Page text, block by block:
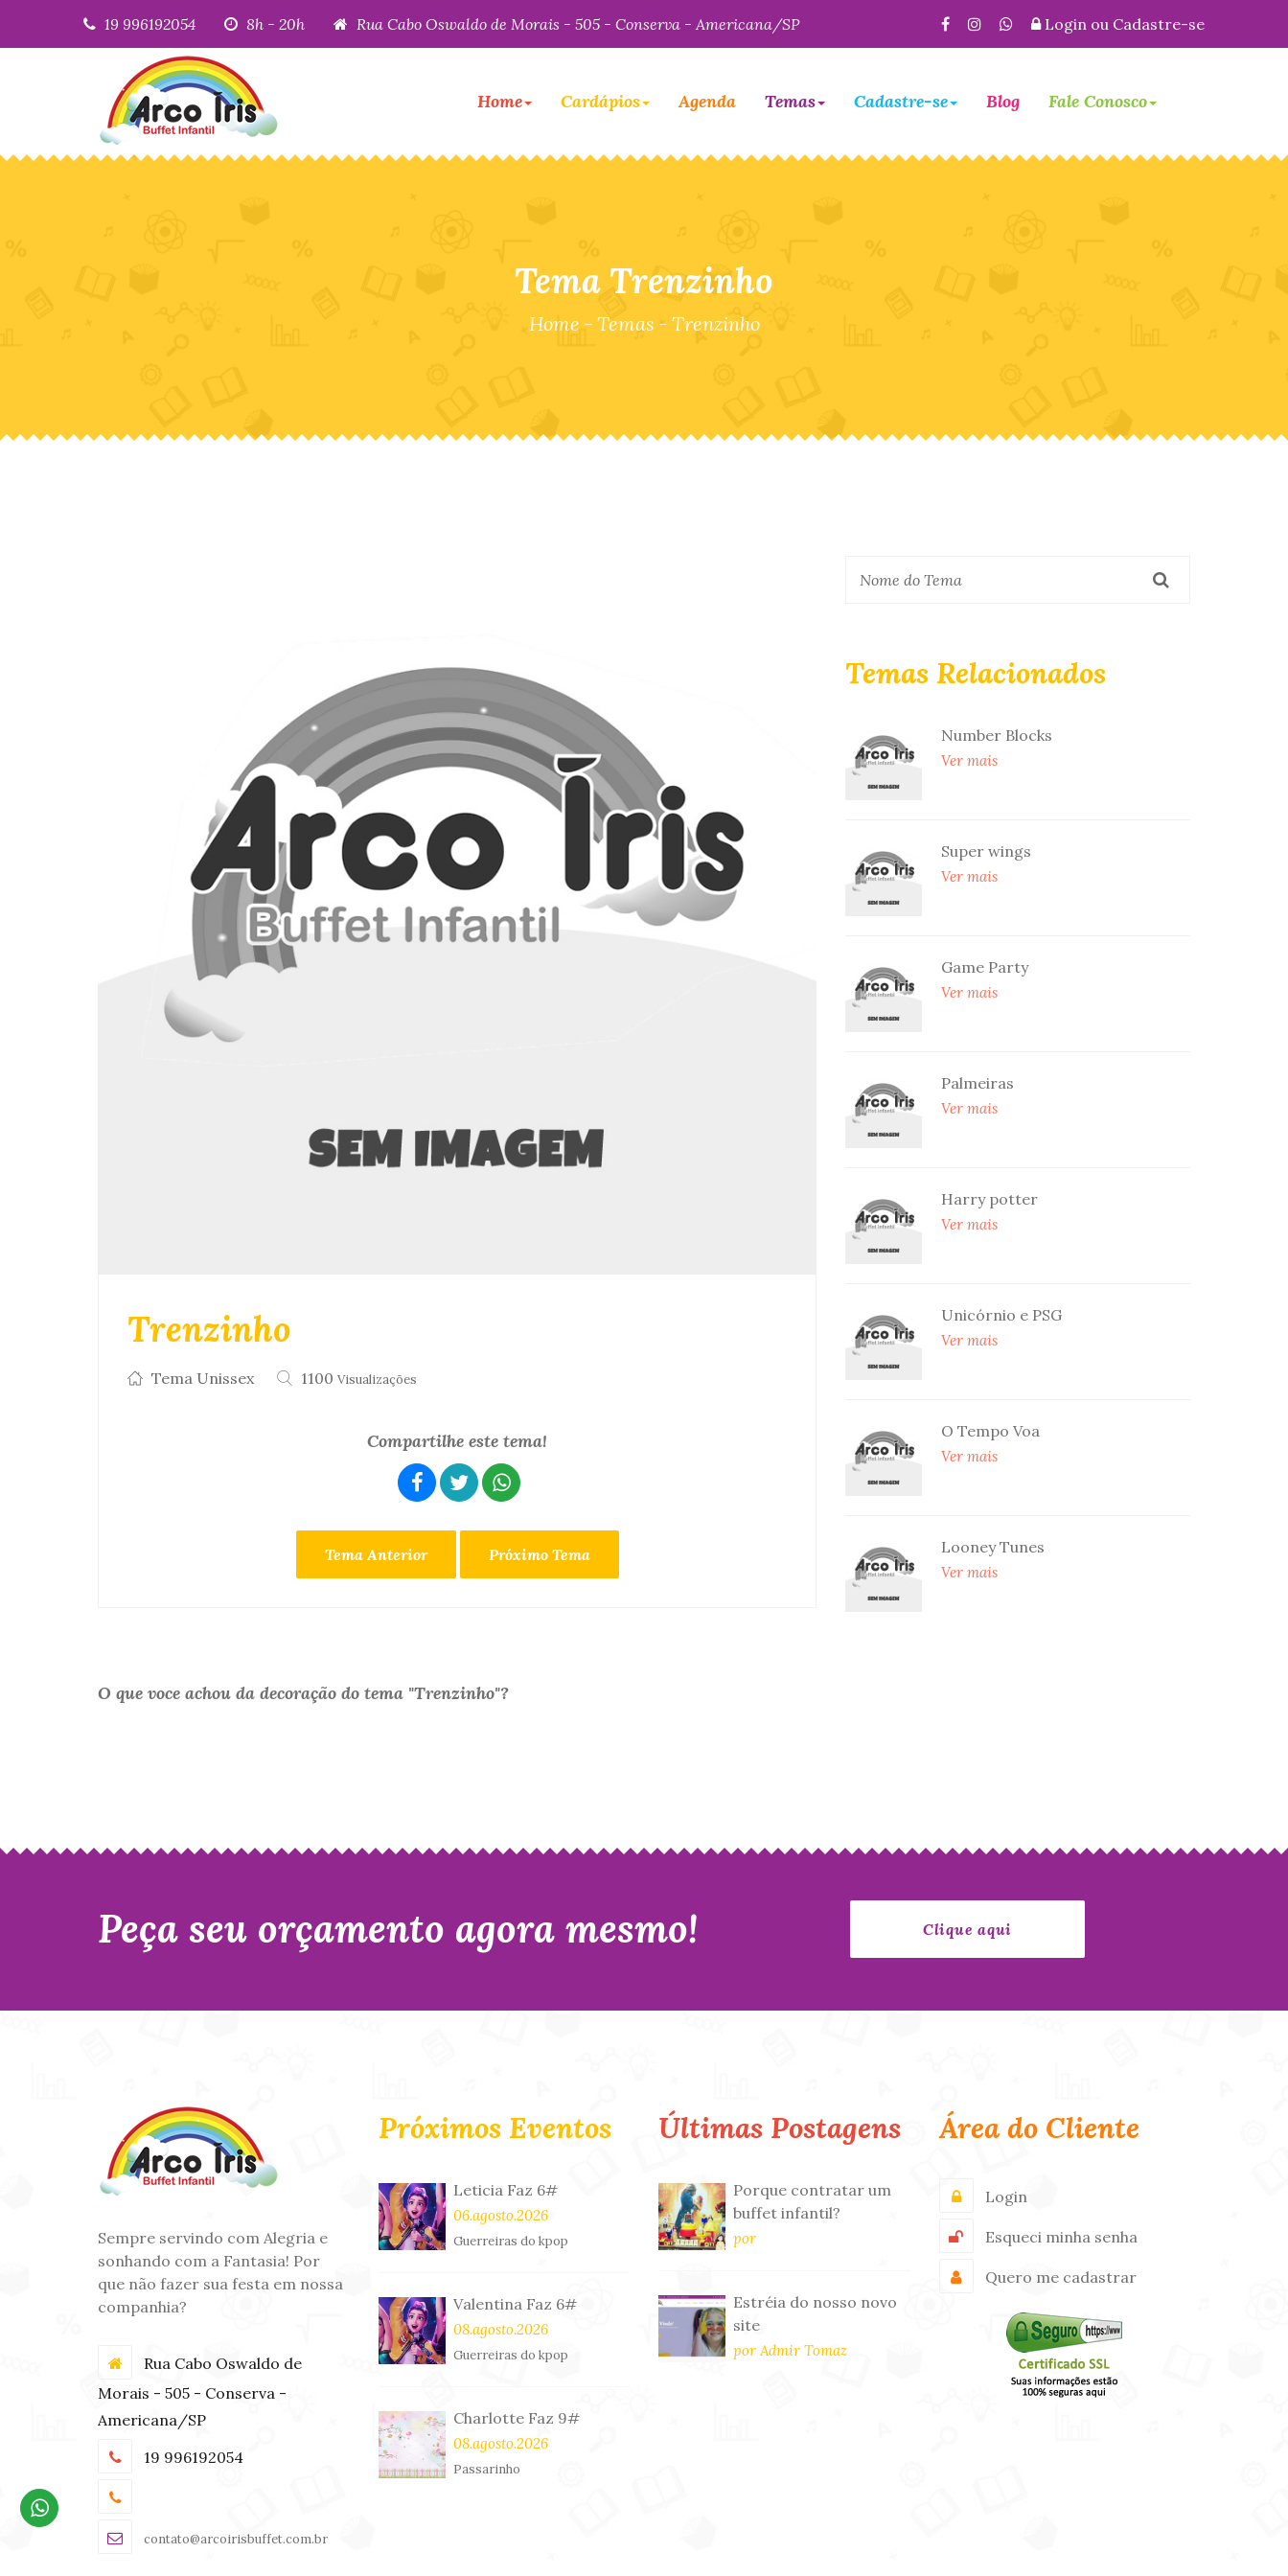
19 996192054 8h - 20h Rua Cabo Oswaldo de Morais - 505 - Conserva - Americana/SP Login ou Cadastre-se
Home Cardápios Agenda Temas Cadastre-se Blog Fale Conosco
Tema Trenzinho
Home - Temas - Trenzinho
Trenzinho
Tema Unissex 1100 Visualizações
Compartilhe este tema!
Tema Anterior Próximo Tema
O que voce achou da decoração do tema "Trenzinho"?
Temas Relacionados
Number Blocks
Ver mais
Super wings
Ver mais
Game Party
Ver mais
Palmeiras
Ver mais
Harry potter
Ver mais
Unicórnio e PSG
Ver mais
O Tempo Voa
Ver mais
Looney Tunes
Ver mais
Peça seu orçamento agora mesmo!
Sempre servindo com Alegria e
sonhando com a Fantasia! Por
que não fazer sua festa em nossa
companhia?
Rua Cabo Oswaldo de
Morais - 505 - Conserva -
Americana/SP
19 996192054
contato@arcoirisbuffet.com.br
Próximos Eventos
Leticia Faz 6#
06.agosto.2026
Guerreiras do kpop
Valentina Faz 6#
08.agosto.2026
Guerreiras do kpop
Charlotte Faz 9#
08.agosto.2026
Passarinho
Últimas Postagens
Porque contratar um
buffet infantil?
por
Estréia do nosso novo
site
por Admir Tomaz
Área do Cliente
Login
Esqueci minha senha
Quero me cadastrar